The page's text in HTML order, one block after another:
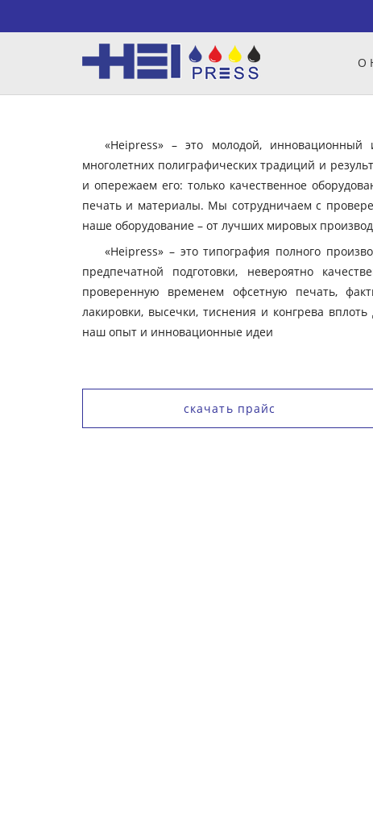
О
«Heipress» – это молодой,
многолетних полиграфических традиций и
и опережаем его: только качественное
печать и материалы. Мы сотрудничаем с
наше оборудование – от лучших мировых
«Heipress» – это типография полного
предпечатной подготовки, невероятно
проверенную временем офсетную печать,
лакировки, высечки, тиснения и конгрева
наш опыт и инновационные идеи
скачать прайс